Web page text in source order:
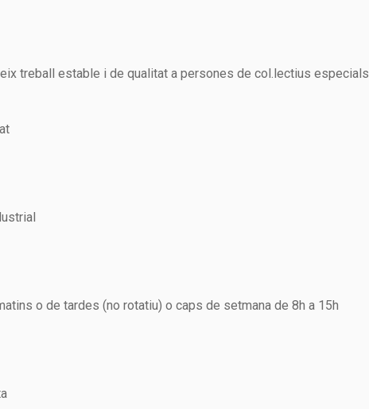
treball estable i de qualitat a persones de col.lectius especials
o de tardes (no rotatiu) o caps de setmana de 8h a 15h